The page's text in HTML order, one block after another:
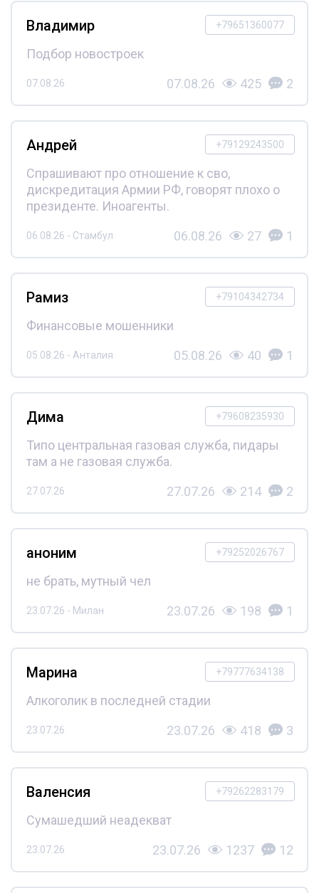
+79651360077
Владимир
Подбор новостроек
07.08.26 07.08.26 425 2
+79129243500
Андрей
Спрашивают про отношение к сво,
дискредитация Армии РФ, говорят плохо о
президенте. Иноагенты.
06.08.26 - Стамбул 06.08.26 27 1
+79104342734
Рамиз
Финансовые мошенники
05.08.26 - Анталия 05.08.26 40 1
+79608235930
Дима
Типо центральная газовая служба, пидары
там а не газовая служба.
27.07.26 27.07.26 214 2
+79252026767
аноним
не брать, мутный чел
23.07.26 - Милан 23.07.26 198 1
+79777634138
Марина
Алкоголик в последней стадии
23.07.26 23.07.26 418 3
+79262283179
Валенсия
Сумашедший неадекват
23.07.26 23.07.26 1237 12